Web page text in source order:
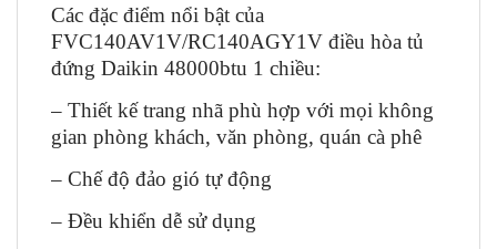
Các đặc điểm nổi bật của
FVC140AV1V/RC140AGY1V điều hòa tủ
đứng Daikin 48000btu 1 chiều:
– Thiết kế trang nhã phù hợp với mọi không
gian phòng khách, văn phòng, quán cà phê
– Chế độ đảo gió tự động
– Đều khiển dễ sử dụng